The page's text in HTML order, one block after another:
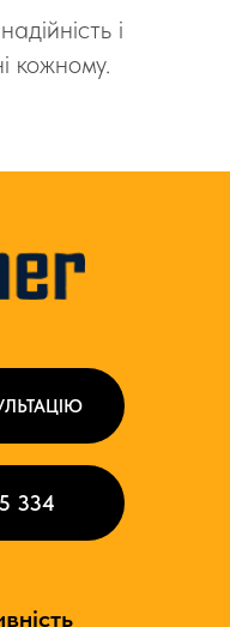
і
кожному.